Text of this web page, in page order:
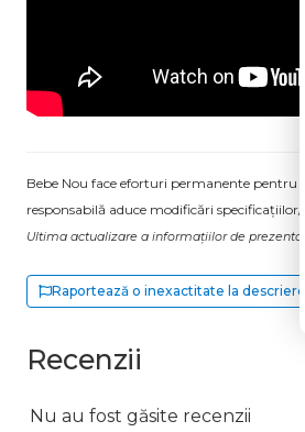
Bebe Nou face eforturi permanente
responsabilă aduce modificări
Ultima actualizare a informațiilor de
Raportează o inexactitate la descriere
Recenzii
Nu au fost găsite recenzii